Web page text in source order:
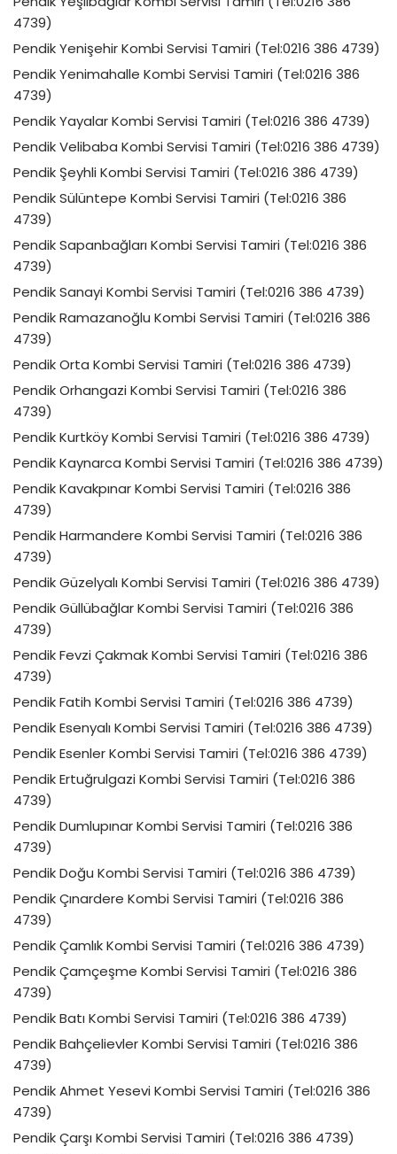
4739)
Pendik Yenişehir Kombi Servisi Tamiri (Tel:0216 386 4739)
Pendik Yenimahalle Kombi Servisi Tamiri (Tel:0216 386
4739)
Pendik Yayalar Kombi Servisi Tamiri (Tel:0216 386 4739)
Pendik Velibaba Kombi Servisi Tamiri (Tel:0216 386 4739)
Pendik Şeyhli Kombi Servisi Tamiri (Tel:0216 386 4739)
Pendik Sülüntepe Kombi Servisi Tamiri (Tel:0216 386
4739)
Pendik Sapanbağları Kombi Servisi Tamiri (Tel:0216 386
4739)
Pendik Sanayi Kombi Servisi Tamiri (Tel:0216 386 4739)
Pendik Ramazanoğlu Kombi Servisi Tamiri (Tel:0216 386
4739)
Pendik Orta Kombi Servisi Tamiri (Tel:0216 386 4739)
Pendik Orhangazi Kombi Servisi Tamiri (Tel:0216 386
4739)
Pendik Kurtköy Kombi Servisi Tamiri (Tel:0216 386 4739)
Pendik Kaynarca Kombi Servisi Tamiri (Tel:0216 386 4739)
Pendik Kavakpınar Kombi Servisi Tamiri (Tel:0216 386
4739)
Pendik Harmandere Kombi Servisi Tamiri (Tel:0216 386
4739)
Pendik Güzelyalı Kombi Servisi Tamiri (Tel:0216 386 4739)
Pendik Güllübağlar Kombi Servisi Tamiri (Tel:0216 386
4739)
Pendik Fevzi Çakmak Kombi Servisi Tamiri (Tel:0216 386
4739)
Pendik Fatih Kombi Servisi Tamiri (Tel:0216 386 4739)
Pendik Esenyalı Kombi Servisi Tamiri (Tel:0216 386 4739)
Pendik Esenler Kombi Servisi Tamiri (Tel:0216 386 4739)
Pendik Ertuğrulgazi Kombi Servisi Tamiri (Tel:0216 386
4739)
Pendik Dumlupınar Kombi Servisi Tamiri (Tel:0216 386
4739)
Pendik Doğu Kombi Servisi Tamiri (Tel:0216 386 4739)
Pendik Çınardere Kombi Servisi Tamiri (Tel:0216 386
4739)
Pendik Çamlık Kombi Servisi Tamiri (Tel:0216 386 4739)
Pendik Çamçeşme Kombi Servisi Tamiri (Tel:0216 386
4739)
Pendik Batı Kombi Servisi Tamiri (Tel:0216 386 4739)
Pendik Bahçelievler Kombi Servisi Tamiri (Tel:0216 386
4739)
Pendik Ahmet Yesevi Kombi Servisi Tamiri (Tel:0216 386
4739)
Pendik Çarşı Kombi Servisi Tamiri (Tel:0216 386 4739)